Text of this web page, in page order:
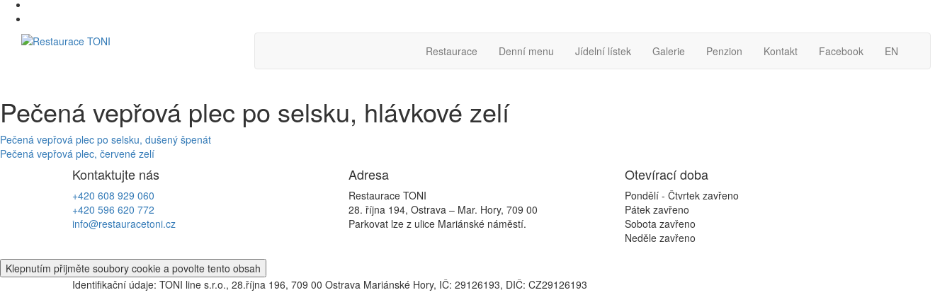
Restaurace Denní menu Jídelní lístek Galerie Penzion Kontakt Facebook EN
Pečená vepřová plec po selsku, hlávkové zelí
Navigace
pro
příspěvek
Pečená vepřová plec po selsku, dušený špenát
Pečená vepřová plec, červené zelí
Kontaktujte nás
+420 608 929 060
+420 596 620 772
info@restauracetoni.cz
Adresa
Restaurace TONI
28. října 194, Ostrava – Mar. Hory, 709 00
Parkovat lze z ulice Mariánské náměstí.
Otevírací doba
Pondělí - Čtvrtek zavřeno
Pátek zavřeno
Sobota zavřeno
Neděle zavřeno
Klepnutím přijměte soubory cookie a povolte tento obsah
Identifikační údaje: TONI line s.r.o., 28.října 196, 709 00 Ostrava Mariánské Hory, IČ: 29126193, DIČ: CZ29126193